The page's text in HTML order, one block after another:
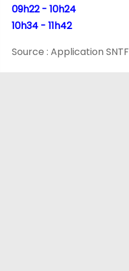
09h22 - 10h24
10h34 - 11h42
Source : Application SNTF